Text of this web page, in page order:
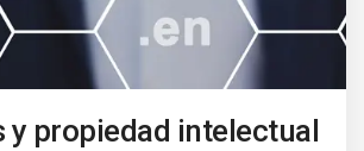
y propiedad intelectual